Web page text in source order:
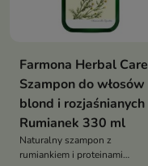
Farmona Herbal Care
Szampon do włosów
blond i rozjaśnianych
Rumianek 330 ml
Naturalny szampon z
rumiankiem i proteinami